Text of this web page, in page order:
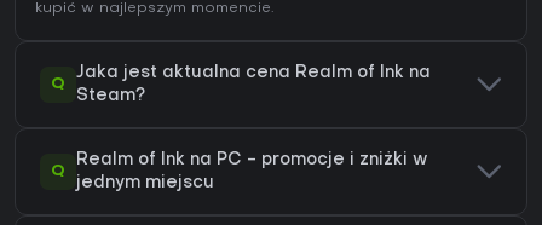
kupić w najlepszym momencie.
Q
Jaka jest aktualna cena Realm of Ink na
Steam?
Q
Realm of Ink na PC - promocje i zniżki w
jednym miejscu